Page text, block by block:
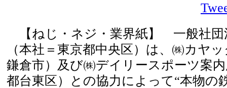
【ねじ・ネジ・業界紙】 一般社団
（本社＝東京都中央区）は、㈱カヤ
鎌倉市）及び㈱デイリースポーツ案
都台東区）との協力によって“本物の